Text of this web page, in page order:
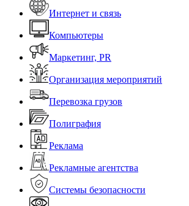
Интернет и связь
Компьютеры
Маркетинг, PR
Организация мероприятий
Перевозка грузов
Полиграфия
Реклама
Рекламные агентства
Системы безопасности